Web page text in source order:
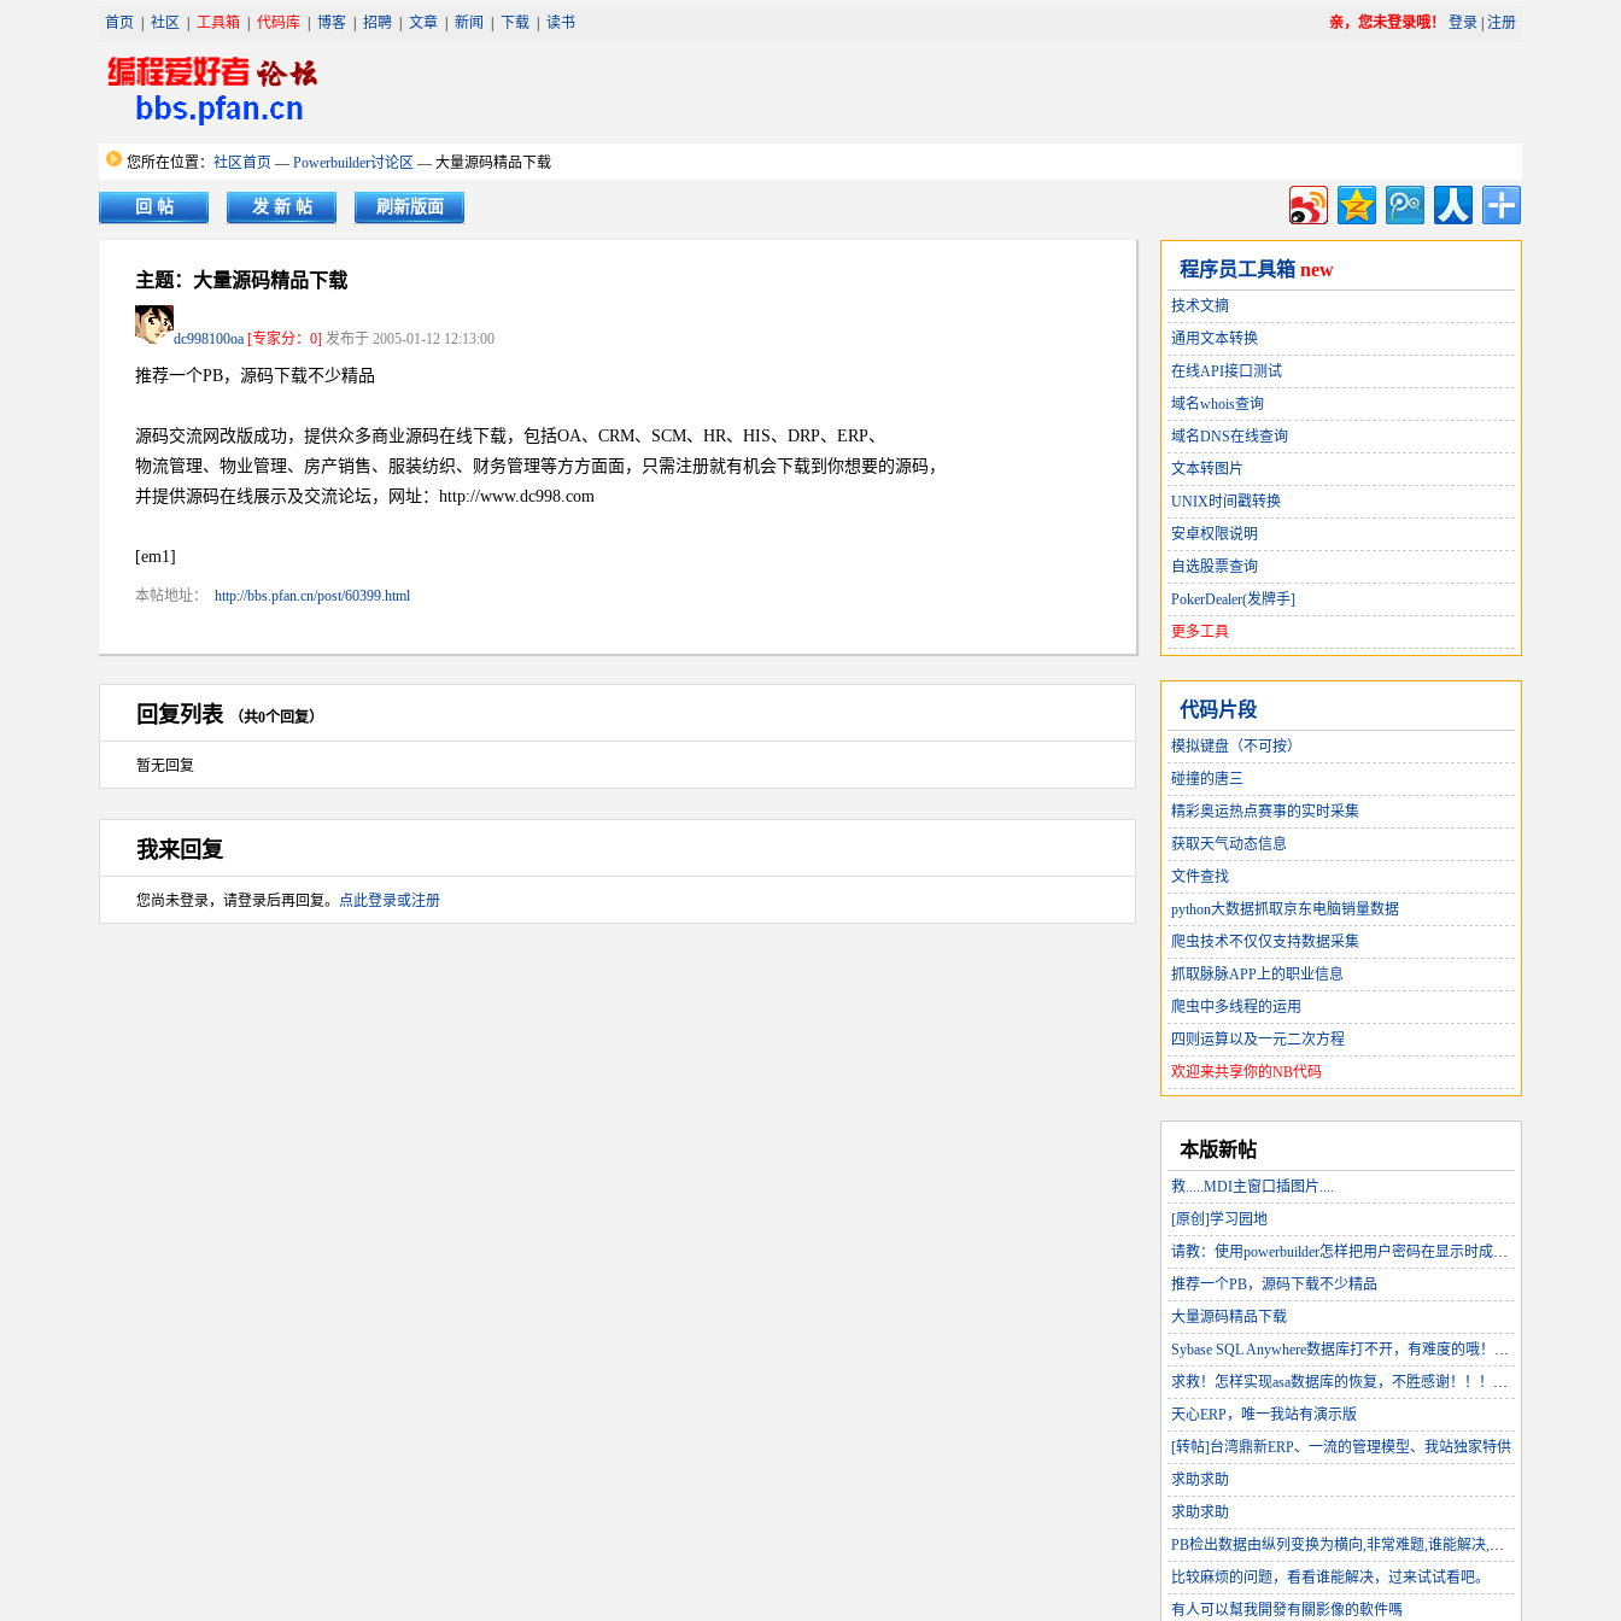
亲，您未登录哦！ 登录 注册
首页 社区 工具箱 代码库 博客 招聘 文章 新闻 下载 读书
您所在位置： 社区首页 — Powerbuilder讨论区 — 大量源码精品下载
回 帖 发 新 帖 刷新版面
主题：大量源码精品下载
dc998100oa [专家分：0] 发布于 2005-01-12 12:13:00
推荐一个PB，源码下载不少精品
源码交流网改版成功，提供众多商业源码在线下载，包括OA、CRM、SCM、HR、HIS、DRP、ERP、
物流管理、物业管理、房产销售、服装纺织、财务管理等方方面面，只需注册就有机会下载到你想要的源码，
并提供源码在线展示及交流论坛，网址：http://www.dc998.com
[em1]
本帖地址： http://bbs.pfan.cn/post/60399.html
回复列表 （共0个回复）
暂无回复
我来回复
您尚未登录，请登录后再回复。 点此登录或注册
程序员工具箱 new
技术文摘
通用文本转换
在线API接口测试
域名whois查询
域名DNS在线查询
文本转图片
UNIX时间戳转换
安卓权限说明
自选股票查询
PokerDealer(发牌手]
更多工具
代码片段
模拟键盘（不可按）
碰撞的唐三
精彩奥运热点赛事的实时采集
获取天气动态信息
文件查找
python大数据抓取京东电脑销量数据
爬虫技术不仅仅支持数据采集
抓取脉脉APP上的职业信息
爬虫中多线程的运用
四则运算以及一元二次方程
欢迎来共享你的NB代码
本版新帖
救.....MDI主窗口插图片....
[原创]学习园地
请教：使用powerbuilder怎样把用户密码在显示时成*？？
推荐一个PB，源码下载不少精品
大量源码精品下载
Sybase SQL Anywhere数据库打不开，有难度的哦！试一试您的水平！
求救！怎样实现asa数据库的恢复，不胜感谢！！！！！
天心ERP，唯一我站有演示版
[转帖]台湾鼎新ERP、一流的管理模型、我站独家特供
求助求助
求助求助
PB检出数据由纵列变换为横向,非常难题,谁能解决,堪称高手
比较麻烦的问题，看看谁能解决，过来试试看吧。
有人可以幫我開發有關影像的軟件嗎